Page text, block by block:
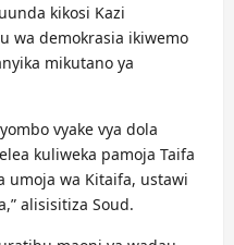
kikosi Kazi
wa demokrasia ikiwemo
mikutano ya
vyake vya dola
kuliweka pamoja Taifa
umoja wa Kitaifa, ustawi
alisisitiza Soud.